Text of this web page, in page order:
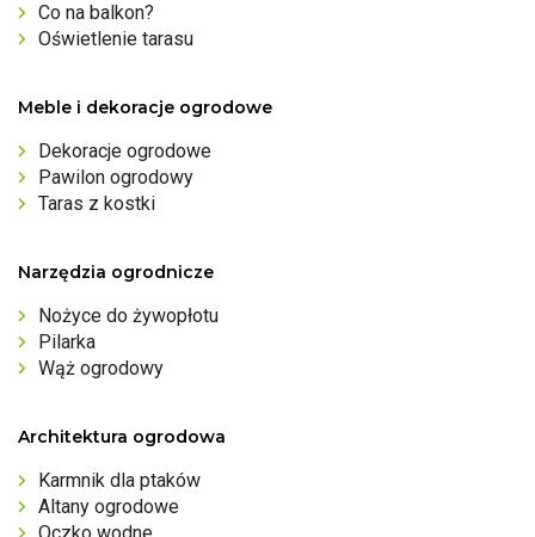
Co na balkon?
Oświetlenie tarasu
Meble i dekoracje ogrodowe
Dekoracje ogrodowe
Pawilon ogrodowy
Taras z kostki
Narzędzia ogrodnicze
Nożyce do żywopłotu
Pilarka
Wąż ogrodowy
Architektura ogrodowa
Karmnik dla ptaków
Altany ogrodowe